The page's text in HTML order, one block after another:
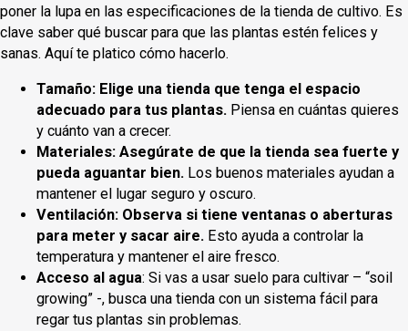
poner la lupa en las especificaciones de la tienda de cultivo. Es
clave saber qué buscar para que las plantas estén felices y
sanas. Aquí te platico cómo hacerlo.
Tamaño: Elige una tienda que tenga el espacio
adecuado para tus plantas. Piensa en cuántas quieres
y cuánto van a crecer.
Materiales: Asegúrate de que la tienda sea fuerte y
pueda aguantar bien. Los buenos materiales ayudan a
mantener el lugar seguro y oscuro.
Ventilación: Observa si tiene ventanas o aberturas
para meter y sacar aire. Esto ayuda a controlar la
temperatura y mantener el aire fresco.
Acceso al agua: Si vas a usar suelo para cultivar – “soil
growing” -, busca una tienda con un sistema fácil para
regar tus plantas sin problemas.